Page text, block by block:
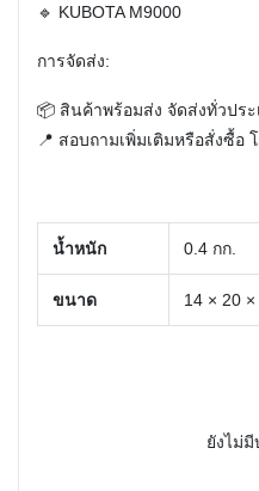
🔹 KUBOTA M9000
การจัดส่ง:
📦 สินค้าพร้อมส่ง จัดส่งทั่วประ
📍 สอบถามเพิ่มเติมหรือสั่งซื้อ
น้ำหนัก 0.4 กก.
ขนาด 14 × 20
ยังไม่